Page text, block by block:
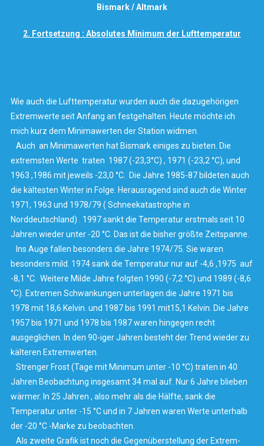
Bismark / Altmark
2. Fortsetzung : Absolutes Minimum der Lufttemperatur
Wie auch die Lufttemperatur wurden auch die dazugehörigen
Extremwerte seit Anfang an festgehalten. Heute möchte ich
mich kurz dem Minimawerten der Station widmen.
Auch an Minimawerten hat Bismark einiges zu bieten. Die
extremsten Werte traten 1987 (-23,3°C) , 1971 (-23,2 °C), und
1963 ,1986 mit jeweils -23,0 °C. Die Jahre 1985-87 bildeten auch
die kältesten Winter in Folge. Herausragend sind auch die Winter
1971, 1963 und 1978/79 ( Schneekatastrophe in
Norddeutschland) . 1997 sankt die Temperatur erstmals seit 10
Jahren wieder unter -20 °C. Das ist die bisher größte Zeitspanne.
Ins Auge fallen besonders die Jahre 1974/75. Sie waren
besonders mild. 1974 sank die Temperatur nur auf -4,6 ,1975 auf
-8,1 °C. Weitere Milde Jahre folgten 1990 (-7,2 °C) und 1989 (-8,6
°C). Extremen Schwankungen unterlagen die Jahre 1971 bis
1978 mit 18,6 Kelvin. und 1987 bis 1991 mit15,1 Kelvin. Die Jahre
1957 bis 1971 und 1978 bis 1987 waren hingegen recht
ausgeglichen. In den 90-iger Jahren besteht der Trend wieder zu
kälteren Extremwerten.
Strenger Frost (Tage mit Minimum unter -10 °C) traten in 40
Jahren Beobachtung insgesamt 34 mal auf. Nur 6 Jahre blieben
wärmer. In 25 Jahren , also mehr als die Hälfte, sank die
Temperatur unter -15 °C und in 7 Jahren waren Werte unterhalb
der -20 °C -Marke zu beobachten.
Als zweite Grafik ist noch die Gegenüberstellung der Extrem-